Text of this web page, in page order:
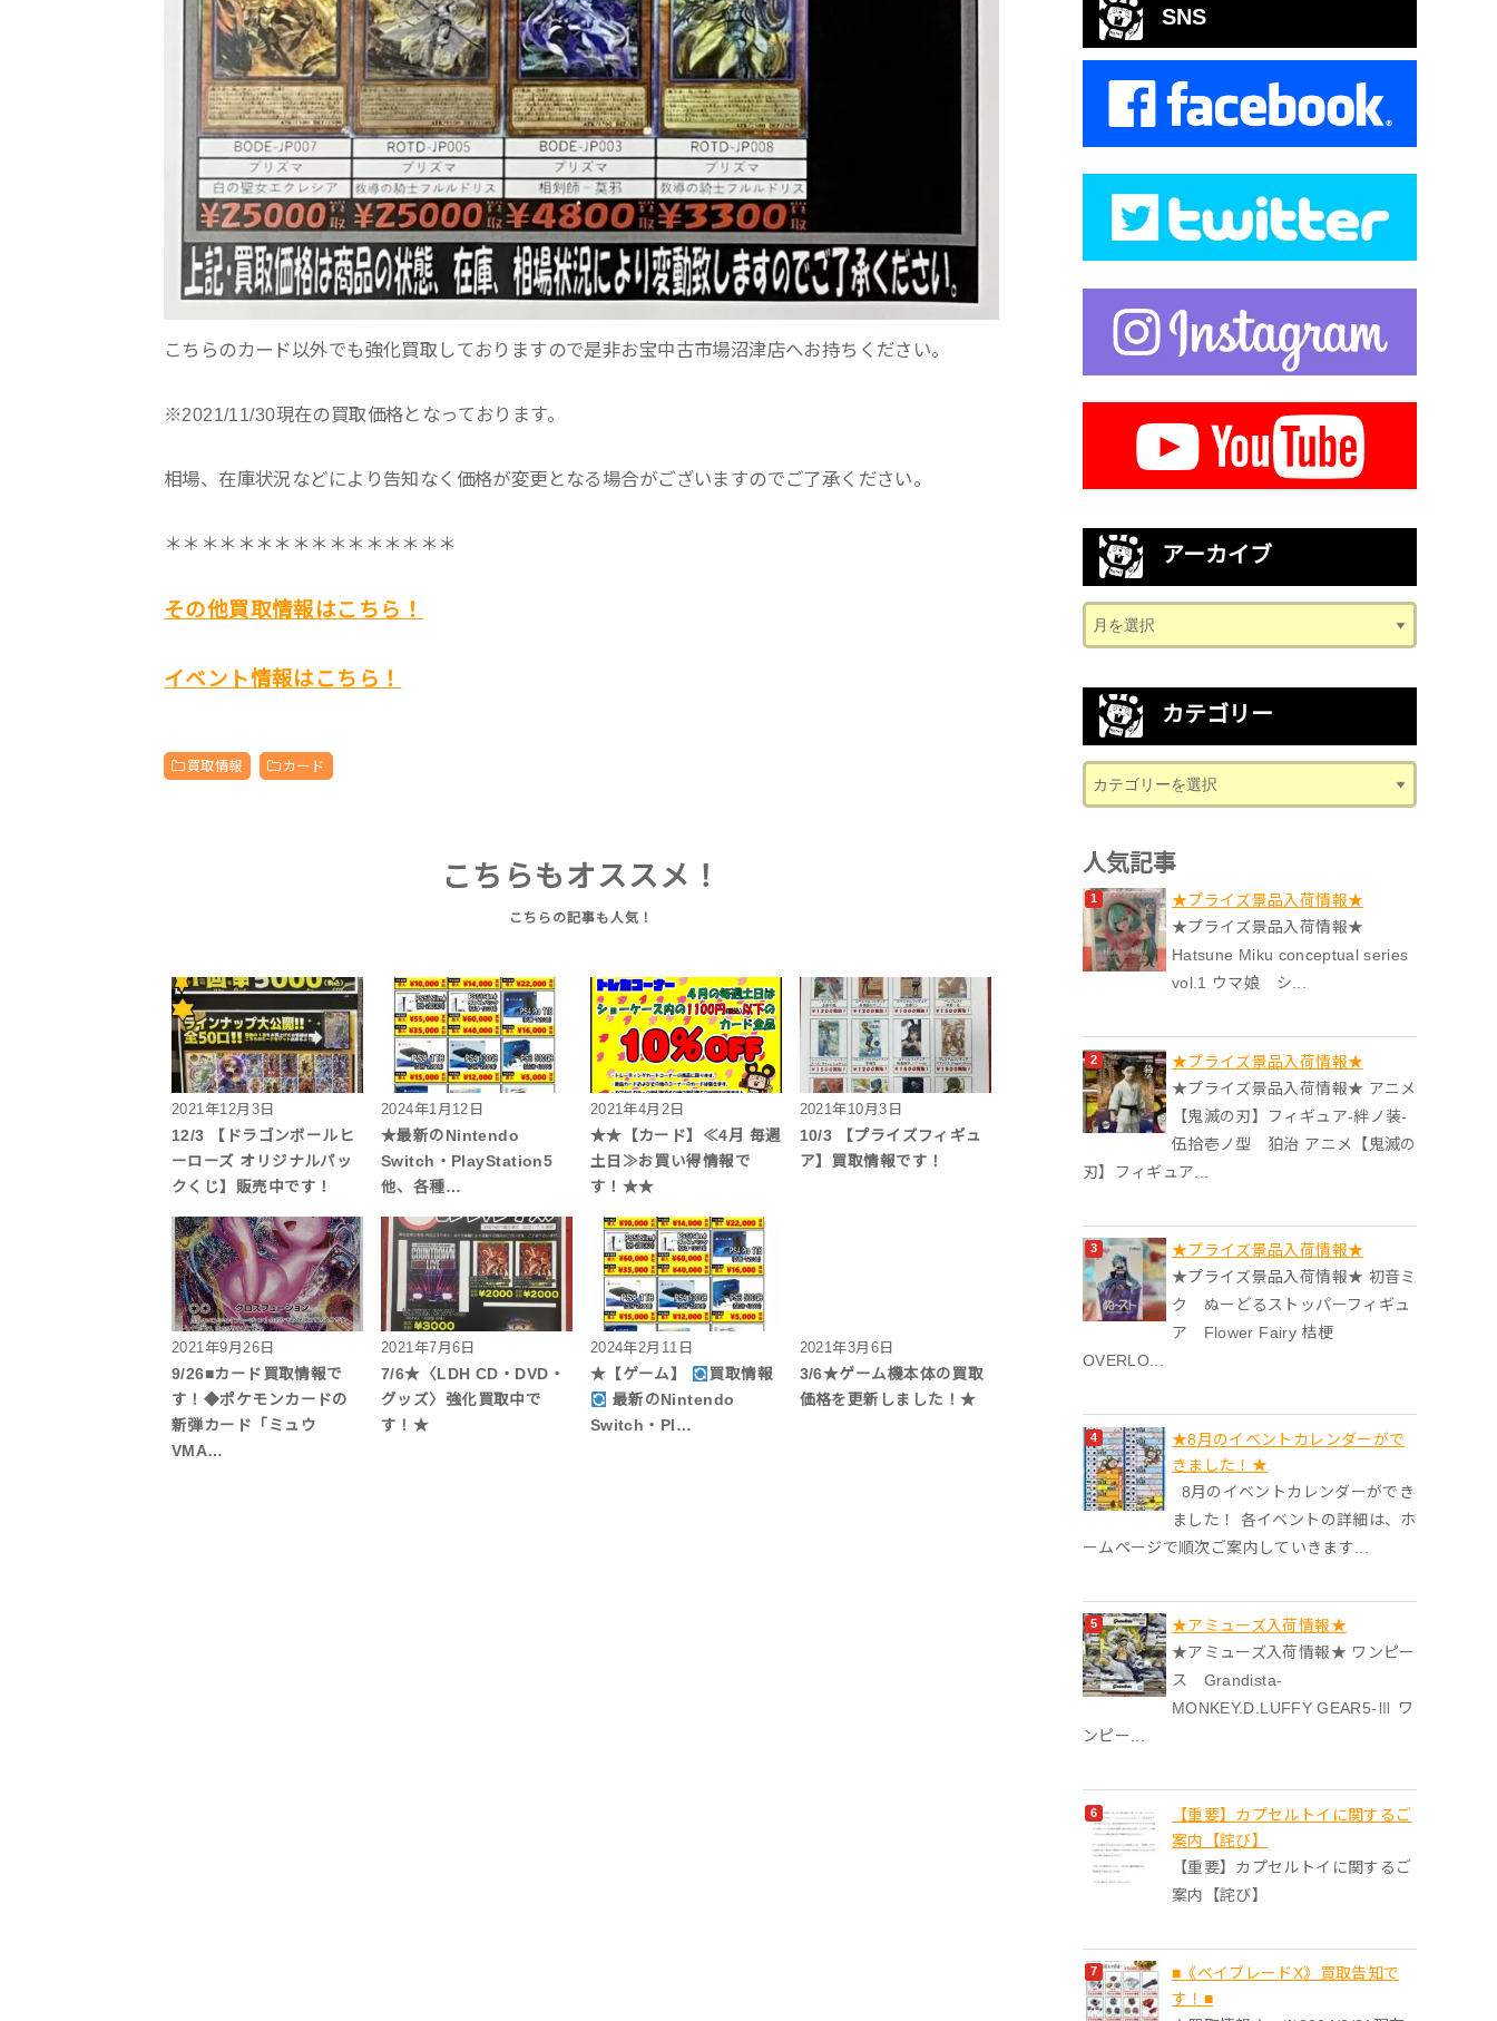
こちらのカード以外でも強化買取しておりますので是非お宝中古市場沼津店へお持ちください。
※2021/11/30現在の買取価格となっております。
相場、在庫状況などにより告知なく価格が変更となる場合がございますのでご了承ください。
＊＊＊＊＊＊＊＊＊＊＊＊＊＊＊＊
その他買取情報はこちら！
イベント情報はこちら！
買取情報 カード
こちらもオススメ！
2021年12月3日
12/3 【ドラゴンボールヒ
ーローズ オリジナルパッ
クくじ】販売中です！
2024年1月12日
★最新のNintendo
Switch・PlayStation5
他、各種…
2021年4月2日
★★【カード】≪4月 毎週
土日≫お買い得情報で
す！★★
2021年10月3日
10/3 【プライズフィギュ
ア】買取情報です！
2021年9月26日
9/26■カード買取情報で
す！◆ポケモンカードの
新弾カード「ミュウ
VMA…
2021年7月6日
7/6★〈LDH CD・DVD・
グッズ〉強化買取中で
す！★
2024年2月11日
★【ゲーム】
買取情報
最新のNintendo
Switch・Pl…
2021年3月6日
3/6★ゲーム機本体の買取
価格を更新しました！★
SNS
アーカイブ
カテゴリー
人気記事
★プライズ景品入荷情報★
★プライズ景品入荷情報★
Hatsune Miku conceptual series
vol.1 ウマ娘 シ...
★プライズ景品入荷情報★
★プライズ景品入荷情報★ アニメ
【鬼滅の刃】フィギュア-絆ノ装-
伍拾壱ノ型 狛治 アニメ【鬼滅の
刃】フィギュア...
★プライズ景品入荷情報★
★プライズ景品入荷情報★ 初音ミ
ク ぬーどるストッパーフィギュ
ア Flower Fairy 桔梗
OVERLO...
★8月のイベントカレンダーがで
きました！★
8月のイベントカレンダーができ
ました！ 各イベントの詳細は、ホ
ームページで順次ご案内していきます...
★アミューズ入荷情報★
★アミューズ入荷情報★ ワンピー
ス Grandista-
MONKEY.D.LUFFY GEAR5-Ⅲ ワ
ンピー...
【重要】カプセルトイに関するご
案内【詫び】
【重要】カプセルトイに関するご
案内【詫び】
■《ベイブレードX》買取告知で
す！■